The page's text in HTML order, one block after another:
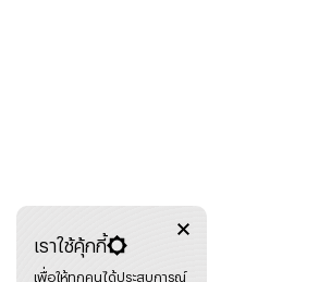
เราใช้คุ้กกี้
เพื่อให้ทุกคนได้ประสบการณ์